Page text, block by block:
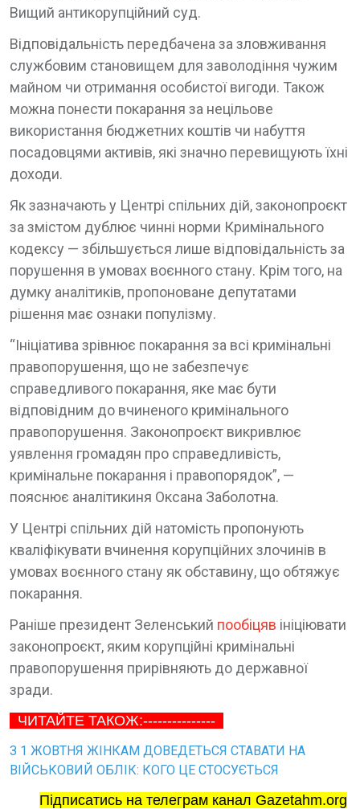
Вищий антикорупційний суд.
Відповідальність передбачена за зловживання
службовим становищем для заволодіння чужим
майном чи отримання особистої вигоди. Також
можна понести покарання за нецільове
використання бюджетних коштів чи набуття
посадовцями активів, які значно перевищують їхні
доходи.
Як зазначають у Центрі спільних дій, законопроєкт
за змістом дублює чинні норми Кримінального
кодексу — збільшується лише відповідальність за
порушення в умовах воєнного стану. Крім того, на
думку аналітиків, пропоноване депутатами
рішення має ознаки популізму.
“Ініціатива зрівнює покарання за всі кримінальні
правопорушення, що не забезпечує
справедливого покарання, яке має бути
відповідним до вчиненого кримінального
правопорушення. Законопроєкт викривлює
уявлення громадян про справедливість,
кримінальне покарання і правопорядок”, —
пояснює аналітикиня Оксана Заболотна.
У Центрі спільних дій натомість пропонують
кваліфікувати вчинення корупційних злочинів в
умовах воєнного стану як обставину, що обтяжує
покарання.
Раніше президент Зеленський пообіцяв ініціювати
законопроєкт, яким корупційні кримінальні
правопорушення прирівняють до державної
зради.
ЧИТАЙТЕ ТАКОЖ:---------------
З 1 ЖОВТНЯ ЖІНКАМ ДОВЕДЕТЬСЯ СТАВАТИ НА
ВІЙСЬКОВИЙ ОБЛІК: КОГО ЦЕ СТОСУЄТЬСЯ
Підписатись на телеграм канал Gazetahm.org